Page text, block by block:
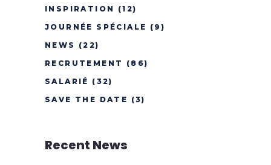
INSPIRATION
(12)
JOURNÉE SPÉCIALE (9)
NEWS
(22)
RECRUTEMENT
(86)
SALARIÉ (32)
SAVE THE DATE (3)
Recent News